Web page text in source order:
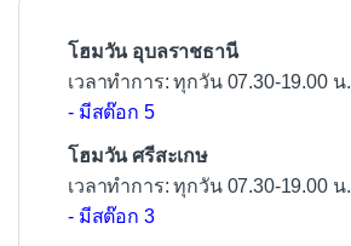
โฮมวัน อุบลราชธานี
เวลาทำการ: ทุกวัน 07.30-19.00 น.
- มีสต๊อก 5
โฮมวัน ศรีสะเกษ
เวลาทำการ: ทุกวัน 07.30-19.00 น.
- มีสต๊อก 3